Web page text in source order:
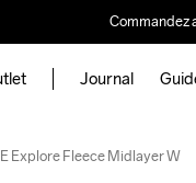
Commandez
Journal
Explore Fleece Midlayer W